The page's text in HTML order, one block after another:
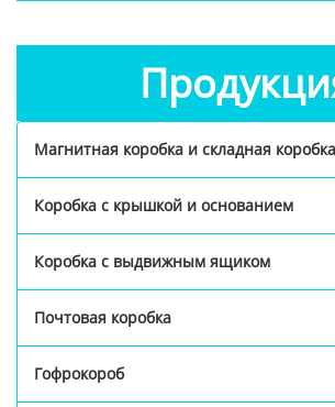
Магнитная коробка и складная коробка
Коробка с крышкой и основанием
Коробка с выдвижным ящиком
Почтовая коробка
Гофрокороб